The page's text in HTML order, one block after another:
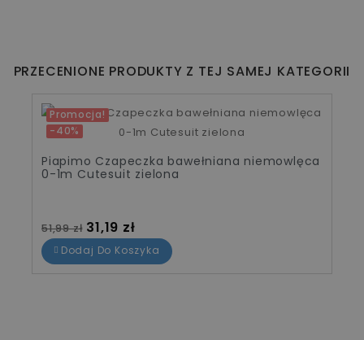
PRZECENIONE PRODUKTY Z TEJ SAMEJ KATEGORII
Promocja!
-40%
Piapimo Czapeczka bawełniana niemowlęca
0-1m Cutesuit zielona
Cena standardowa
51,99 zł Cena
31,19 zł
Dodaj Do Koszyka